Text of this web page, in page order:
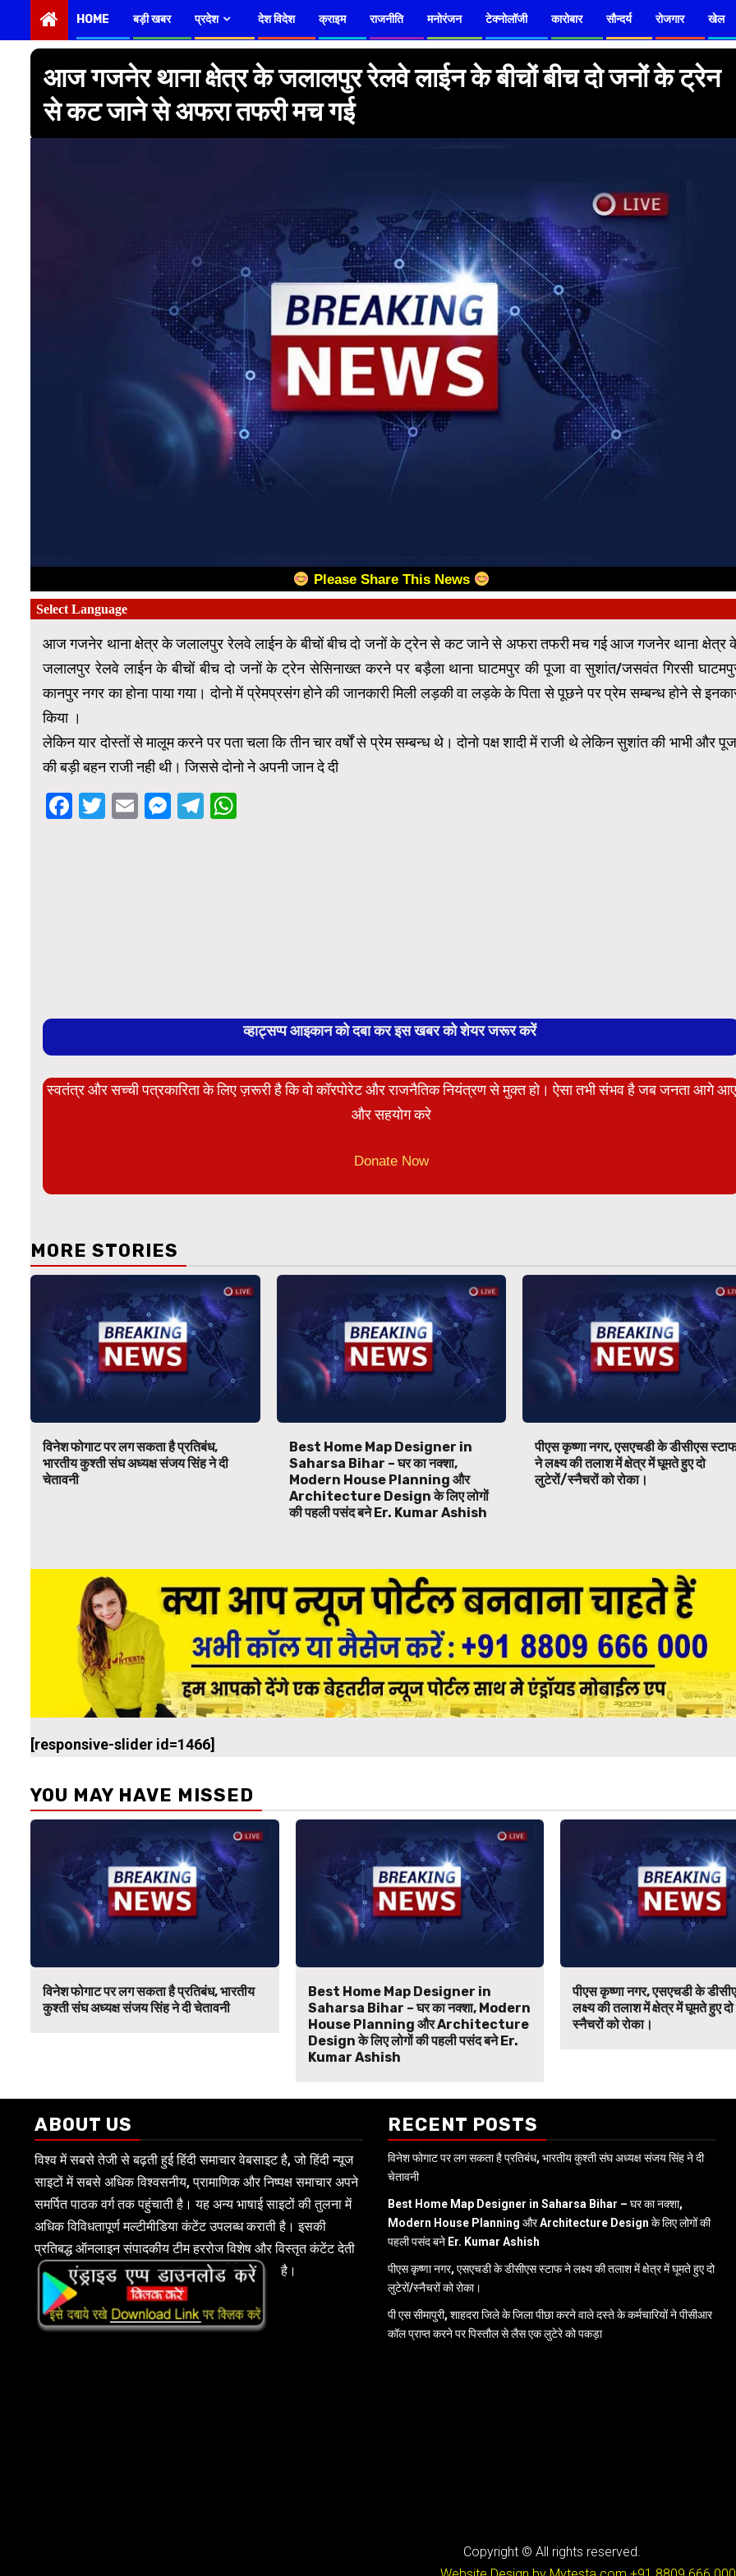
HOME बड़ी खबर प्रदेश देश विदेश क्राइम राजनीति मनोरंजन टेक्नोलॉजी कारोबार सौन्दर्य रोजगार खेल
आज गजनेर थाना क्षेत्र के जलालपुर रेलवे लाईन के बीचों बीच दो जनों के ट्रेन
से कट जाने से अफरा तफरी मच गई
Please Share This News
आज गजनेर थाना क्षेत्र के जलालपुर रेलवे लाईन के बीचों बीच दो जनों के ट्रेन से कट जाने से अफरा तफरी मच गई आज गजनेर थाना क्षेत्र
जलालपुर रेलवे लाईन के बीचों बीच दो जनों के ट्रेन सेसिनाख्त करने पर बड़ैला थाना घाटमपुर की पूजा वा सुशांत/जसवंत गिरसी
कानपुर नगर का होना पाया गया। दोनो में प्रेमप्रसंग होने की जानकारी मिली लड़की वा लड़के के पिता से पूछने पर प्रेम सम्बन्ध होने से
किया ।
लेकिन यार दोस्तों से मालूम करने पर पता चला कि तीन चार वर्षों से प्रेम सम्बन्ध थे। दोनो पक्ष शादी में राजी थे लेकिन सुशांत की भाभी और
की बड़ी बहन राजी नही थी। जिससे दोनो ने अपनी जान दे दी
Facebook
Twitter
EmailMessenger
Telegram
व्हाट्सप्प आइकान को दबा कर इस खबर को शेयर जरूर करें
स्वतंत्र और सच्ची पत्रकारिता के लिए ज़रूरी है कि वो कॉरपोरेट और राजनैतिक नियंत्रण से मुक्त हो। ऐसा तभी संभव है जब जनता आगे आए
और सहयोग करे
Donate Now
MORE STORIES
विनेश फोगाट पर लग सकता है प्रतिबंध,
भारतीय कुश्ती संघ अध्यक्ष संजय सिंह ने दी
चेतावनी
Best Home Map Designer in
Saharsa Bihar – घर का नक्शा,
Modern House Planning और
Architecture Design के लिए लोगों
की पहली पसंद बने Er. Kumar Ashish
पीएस कृष्णा नगर, एसएचडी के डीसीएस
ने लक्ष्य की तलाश में क्षेत्र में घूमते हुए दो
लुटेरों/स्नैचरों को रोका।
[responsive-slider id=1466]
YOU MAY HAVE MISSED
विनेश फोगाट पर लग सकता है प्रतिबंध, भारतीय
कुश्ती संघ अध्यक्ष संजय सिंह ने दी चेतावनी
Best Home Map Designer in
Saharsa Bihar – घर का नक्शा, Modern
House Planning और Architecture
Design के लिए लोगों की पहली पसंद बने Er.
Kumar Ashish
पीएस कृष्णा नगर, एसएचडी के
लक्ष्य की तलाश में क्षेत्र में घूमते हुए
स्नैचरों को रोका।
ABOUT US
विश्व में सबसे तेजी से बढ़ती हुई हिंदी समाचार वेबसाइट है, जो हिंदी न्यूज
साइटों में सबसे अधिक विश्वसनीय, प्रामाणिक और निष्पक्ष समाचार अपने
समर्पित पाठक वर्ग तक पहुंचाती है। यह अन्य भाषाई साइटों की तुलना में
अधिक विविधतापूर्ण मल्टीमीडिया कंटेंट उपलब्ध कराती है। इसकी
प्रतिबद्ध ऑनलाइन संपादकीय टीम हररोज विशेष और विस्तृत कंटेंट देती
है।
RECENT POSTS
विनेश फोगाट पर लग सकता है प्रतिबंध, भारतीय कुश्ती संघ अध्यक्ष संजय सिंह ने दी
चेतावनी
Best Home Map Designer in Saharsa Bihar – घर का नक्शा,
Modern House Planning और Architecture Design के लिए लोगों की
पहली पसंद बने Er. Kumar Ashish
पीएस कृष्णा नगर, एसएचडी के डीसीएस स्टाफ ने लक्ष्य की तलाश में क्षेत्र में घूमते हुए दो
लुटेरों/स्नैचरों को रोका।
पी एस सीमापुरी, शाहदरा जिले के जिला पीछा करने वाले दस्ते के कर्मचारियों ने पीसीआर
कॉल प्राप्त करने पर पिस्तौल से लैस एक लुटेरे को पकड़ा
Copyright © All rights reserved.